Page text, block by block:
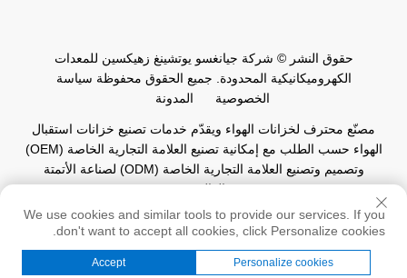
حقوق النشر © شركة جيانغسو يوتشينغ زهيكسين للمعدات
الكهروميكانيكية المحدودة. جميع الحقوق محفوظة سياسة
الخصوصية
المدونة
مصنّع محترف لخزانات الهواء ويقدّم خدمات تصنيع خزانات استقبال
الهواء حسب الطلب مع إمكانية تصنيع العلامة التجارية الخاصة (OEM)
وتصميم وتصنيع العلامة التجارية الخاصة (ODM) لصناعة الأتمتة
العالمية.
الصفحة الرئيسية
We use cookies and similar tools to provide our services. If you
don't want to accept all cookies, click Personalize cookies.
Personalize cookies
Accept